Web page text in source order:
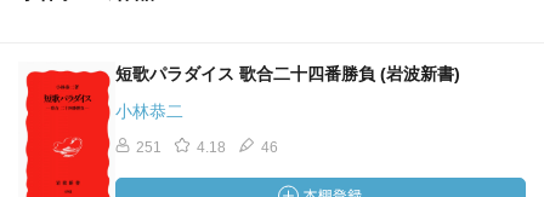
短歌パラダイス 歌合二十四番勝負 (岩波新書)
小林恭二
251 4.18 46